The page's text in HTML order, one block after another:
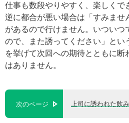
仕事も数段やりやすく、楽しくで
逆に都合が悪い場合は「すみませ
があるので行けません。いついつ
ので、また誘ってください」とい
を挙げて次回への期待とともに断
はありません。
次のページ 上司に誘われた飲